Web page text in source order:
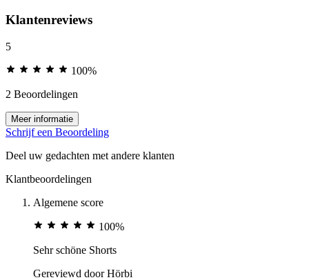
Klantenreviews
5
100%
2 Beoordelingen
Meer informatie
Schrijf een Beoordeling
Deel uw gedachten met andere klanten
Klantbeoordelingen
Algemene score
100%
Sehr schöne Shorts
Gereviewd doorHörbi